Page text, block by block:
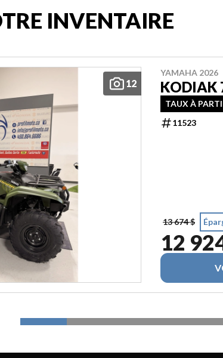
INVENTAIRE
12
YAMAHA 2026
KODIAK
TAUX À
11523
13 674 $
12